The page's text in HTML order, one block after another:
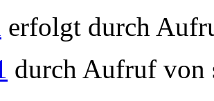
erfolgt durch
durch Aufruf von